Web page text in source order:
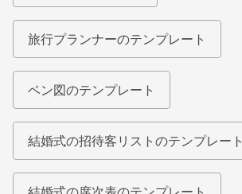
旅行プランナーのテンプレート
ベン図のテンプレート
結婚式の招待客リストのテンプレート